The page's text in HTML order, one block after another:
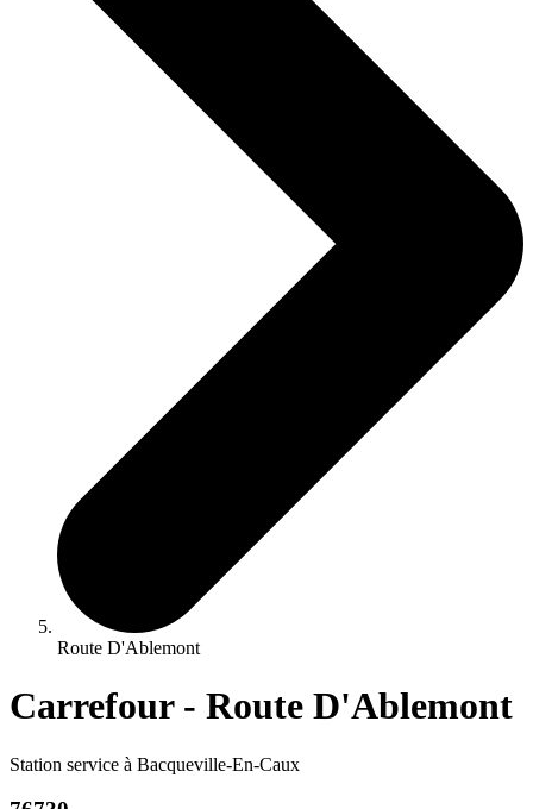
Route D'Ablemont
Carrefour - Route D'Ablemont
Station service à Bacqueville-En-Caux